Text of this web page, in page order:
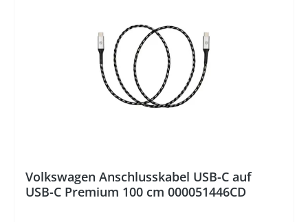
Volkswagen Anschlusskabel USB-C auf
USB-C Premium 100 cm 000051446CD